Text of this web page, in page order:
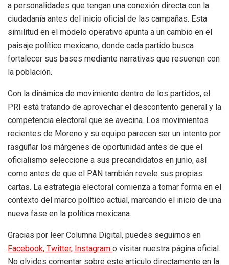
a personalidades que tengan una conexión directa con la
ciudadanía antes del inicio oficial de las campañas. Esta
similitud en el modelo operativo apunta a un cambio en el
paisaje político mexicano, donde cada partido busca
fortalecer sus bases mediante narrativas que resuenen con
la población.
Con la dinámica de movimiento dentro de los partidos, el
PRI está tratando de aprovechar el descontento general y la
competencia electoral que se avecina. Los movimientos
recientes de Moreno y su equipo parecen ser un intento por
rasguñar los márgenes de oportunidad antes de que el
oficialismo seleccione a sus precandidatos en junio, así
como antes de que el PAN también revele sus propias
cartas. La estrategia electoral comienza a tomar forma en el
contexto del marco político actual, marcando el inicio de una
nueva fase en la política mexicana.
Gracias por leer Columna Digital, puedes seguirnos en
Facebook, Twitter, Instagram o visitar nuestra página oficial.
No olvides comentar sobre este articulo directamente en la